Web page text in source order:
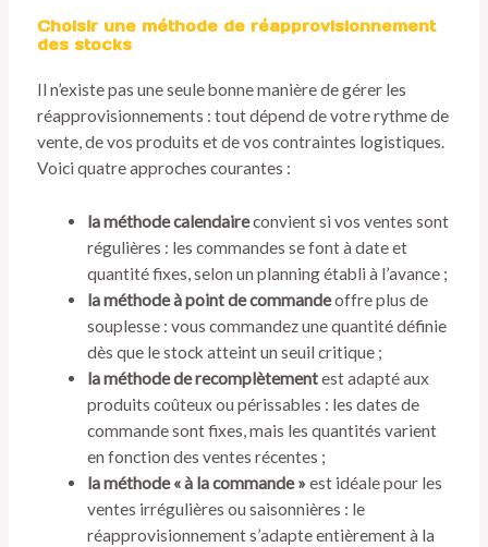
Choisir une méthode de réapprovisionnement
des stocks
Il n’existe pas une seule bonne manière de gérer les
réapprovisionnements : tout dépend de votre rythme de
vente, de vos produits et de vos contraintes logistiques.
Voici quatre approches courantes :
la méthode calendaireconvient si vos ventes sont
régulières : les commandes se font à date et
quantité fixes, selon un planning établi à l’avance ;
la méthode à point de commandeoffre plus de
souplesse : vous commandez une quantité définie
dès que le stock atteint un seuil critique ;
la méthode de recomplètementest adapté aux
produits coûteux ou périssables : les dates de
commande sont fixes, mais les quantités varient
en fonction des ventes récentes ;
la méthode « à la commande »est idéale pour les
ventes irrégulières ou saisonnières : le
réapprovisionnement s’adapte entièrement à la